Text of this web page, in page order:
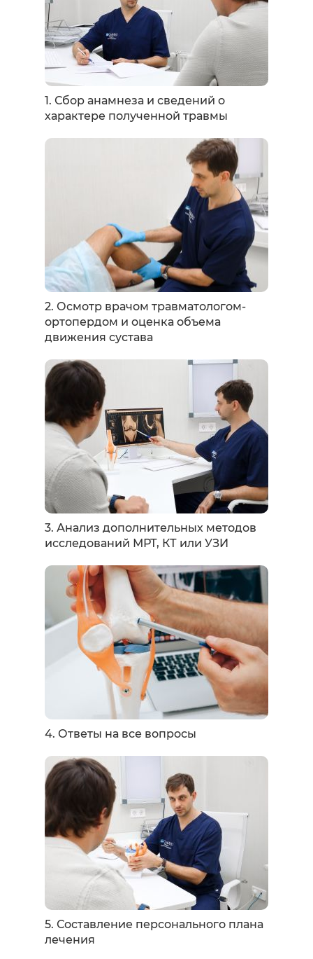
1. Сбор анамнеза и сведений о
характере полученной травмы
2. Осмотр врачом травматологом-
ортопердом и оценка объема
движения сустава
3. Анализ дополнительных методов
исследований МРТ, КТ или УЗИ
4. Ответы на все вопросы
5. Составление персонального плана
лечения